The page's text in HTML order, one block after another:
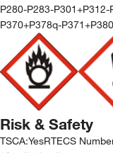
P280-P283-
P370+P378q-
Risk & Safety
TSCA:YesRTECS